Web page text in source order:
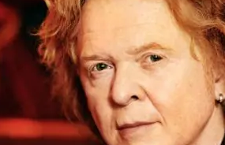
NEWS
FOTO
CONCORSI